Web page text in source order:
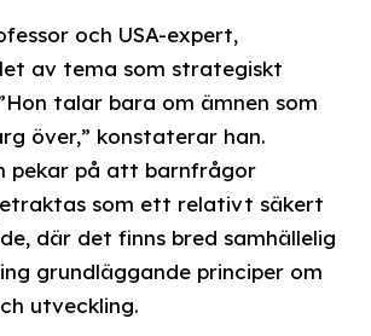
och USA-expert,
av tema som strategiskt
talar bara om ämnen som
över,” konstaterar han.
pekar på att barnfrågor
som ett relativt säkert
där det finns bred samhällelig
grundläggande principer om
utveckling.